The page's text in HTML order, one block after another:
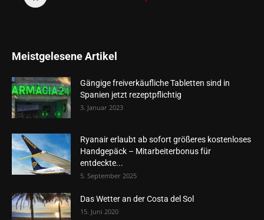
Meistgelesene Artikel
Gängige freiverkäufliche Tabletten sind in
Spanien jetzt rezeptpflichtig
3. Januar 2023
Ryanair erlaubt ab sofort größeres kostenloses
Handgepäck – Mitarbeiterbonus für
entdeckte...
5. September 2025
Das Wetter an der Costa del Sol
15. Juni 2020